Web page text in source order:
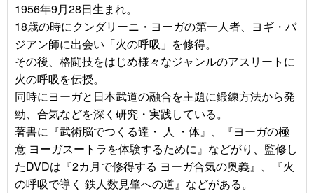
1956年9月28日生まれ。
18歳の時にクンダリーニ・ヨーガの第一人者、ヨギ・バ
ジアン師に出会い「火の呼吸」を修得。
その後、格闘技をはじめ様々なジャンルのアスリートに
火の呼吸を伝授。
同時にヨーガと日本武道の融合を主題に鍛練方法から発
勁、合気などを深く研究・実践している。
著書に『武術脳でつくる達・ 人 ・体』、『ヨーガの極
意 ヨーガスートラを体験するために』などがり、監修し
たDVDは『2カ月で修得する ヨーガ合気の奥義』、『火
の呼吸で導く 鉄人数見肇への道』などがある。